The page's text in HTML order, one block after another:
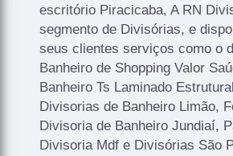
escritório Piracicaba, A RN
segmento de Divisórias, e
seus clientes serviços como o
Banheiro de Shopping Valor
Banheiro Ts Laminado
Divisorias de Banheiro Limão,
Divisoria de Banheiro Jundiaí,
Divisoria Mdf e Divisórias São